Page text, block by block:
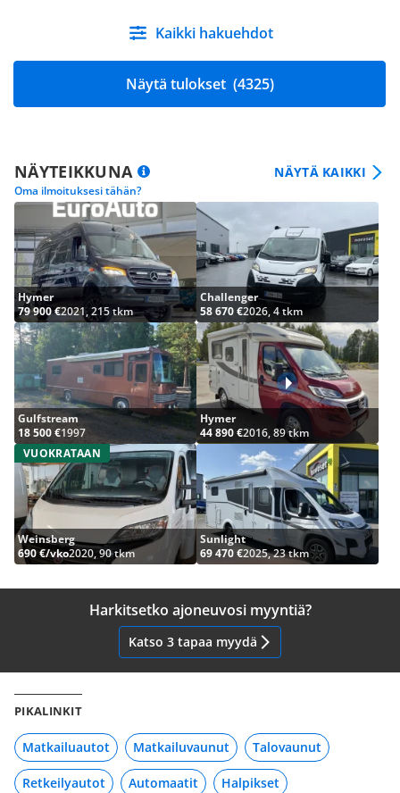
Kaikki hakuehdot
Näytä tulokset (4325)
NÄYTEIKKUNA
Oma ilmoituksesi tähän?
NÄYTÄ KAIKKI
Hymer
79 900 €2021, 215 tkm
Challenger
58 670 €2026, 4 tkm
Gulfstream
18 500 €1997
Hymer
44 890 €2016, 89 tkm
VUOKRATAAN
Weinsberg
690 €/vko2020, 90 tkm
Sunlight
69 470 €2025, 23 tkm
Harkitsetko ajoneuvosi myyntiä?
Katso 3 tapaa myydä
PIKALINKIT
Matkailuautot Matkailuvaunut Talovaunut
Retkeilyautot Automaatit Halpikset